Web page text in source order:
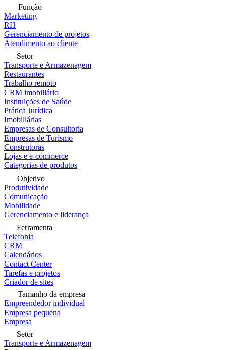
Função
Marketing
RH
Gerenciamento de projetos
Atendimento ao cliente
Setor
Transporte e Armazenagem
Restaurantes
Trabalho remoto
CRM imobiliário
Instituições de Saúde
Prática Jurídica
Imobiliárias
Empresas de Consultoria
Empresas de Turismo
Construtoras
Lojas e e-commerce
Categorias de produtos
Objetivo
Produtividade
Comunicação
Mobilidade
Gerenciamento e liderança
Ferramenta
Telefonia
CRM
Calendários
Contact Center
Tarefas e projetos
Criador de sites
Tamanho da empresa
Empreendedor individual
Empresa pequena
Empresa
Setor
Transporte e Armazenagem